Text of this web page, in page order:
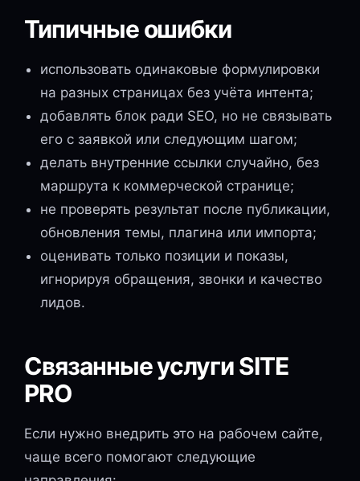
Типичные ошибки
использовать одинаковые формулировки
на разных страницах без учёта интента;
добавлять блок ради SEO, но не связывать
его с заявкой или следующим шагом;
делать внутренние ссылки случайно, без
маршрута к коммерческой странице;
не проверять результат после публикации,
обновления темы, плагина или импорта;
оценивать только позиции и показы,
игнорируя обращения, звонки и качество
лидов.
Связанные услуги SITE
PRO
Если нужно внедрить это на рабочем сайте,
чаще всего помогают следующие